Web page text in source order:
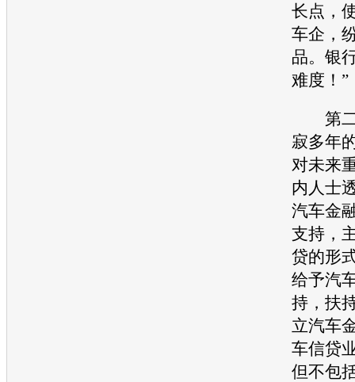
长点，
车企，
品。银
难度！”
第二
寂多年
对未来
内人士
汽车金
支持，
贷的形
给予汽
持，扶
立汽车
车信贷
但不包